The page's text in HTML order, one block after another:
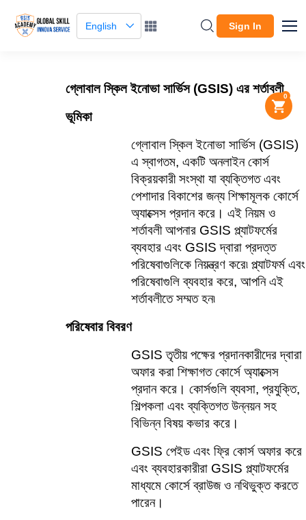
English Sign In
0
গ্লোবাল স্কিল ইনোভা সার্ভিস (GSIS) এর শর্তাবলী
ভূমিকা
গ্লোবাল স্কিল ইনোভা সার্ভিস (GSIS)
এ স্বাগতম, একটি অনলাইন কোর্স
বিক্রয়কারী সংস্থা যা ব্যক্তিগত এবং
পেশাদার বিকাশের জন্য শিক্ষামূলক কোর্সে
অ্যাক্সেস প্রদান করে। এই নিয়ম ও
শর্তাবলী আপনার GSIS প্ল্যাটফর্মের
ব্যবহার এবং GSIS দ্বারা প্রদত্ত
পরিষেবাগুলিকে নিয়ন্ত্রণ করে৷ প্ল্যাটফর্ম এবং
পরিষেবাগুলি ব্যবহার করে, আপনি এই
শর্তাবলীতে সম্মত হন৷
পরিষেবার বিবরণ
GSIS তৃতীয় পক্ষের প্রদানকারীদের দ্বারা
অফার করা শিক্ষাগত কোর্সে অ্যাক্সেস
প্রদান করে। কোর্সগুলি ব্যবসা, প্রযুক্তি,
শিল্পকলা এবং ব্যক্তিগত উন্নয়ন সহ
বিভিন্ন বিষয় কভার করে।
GSIS পেইড এবং ফ্রি কোর্স অফার করে
এবং ব্যবহারকারীরা GSIS প্ল্যাটফর্মের
মাধ্যমে কোর্সে ব্রাউজ ও নথিভুক্ত করতে
পারেন।